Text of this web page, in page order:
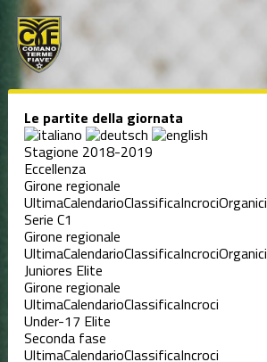
Le partite della giornata
Stagione 2018-2019
Eccellenza
Girone regionale
UltimaCalendarioClassificaIncrociOrganici
Serie C1
Girone regionale
UltimaCalendarioClassificaIncrociOrganici
Juniores Elite
Girone regionale
UltimaCalendarioClassificaIncroci
Under-17 Elite
Seconda fase
UltimaCalendarioClassificaIncroci